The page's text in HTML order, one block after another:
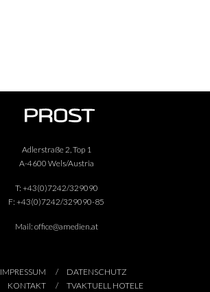
Adlerstraße 2, Top 1
A-4600 Wels/Austria
T: +43(0)7242/329090
F: +43(0)7242/329090-85
Mail: office@amedien.at
IMPRESSUM
DATENSCHUTZ
KONTAKT
TVAKTUELL HOTELE